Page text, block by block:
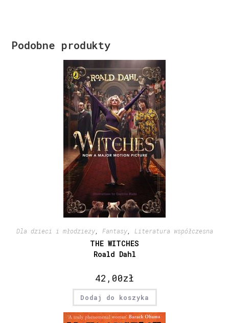
Podobne produkty
Dla dzieci i młodzieży, Fantasy, Literatura współczesna
THE WITCHES
Roald Dahl
42,00zł
Dodaj do koszyka